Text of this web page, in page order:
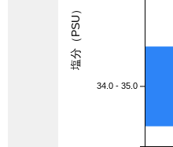
34.0 - 35.0
塩分（PSU）